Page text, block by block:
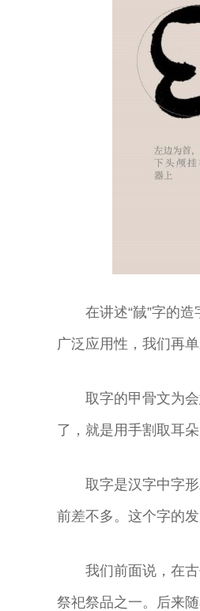
在讲述“馘”字的
广泛应用性，我们再
取字的甲骨文为
了，就是用手割取耳朵
取字是汉字中字
前差不多。这个字的
我们前面说，在
祭祀祭品之一。后来
尚长荣 著名京
剧表演艺术家